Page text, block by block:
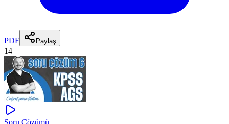
PDF Paylaş
14
Soru Çözümü